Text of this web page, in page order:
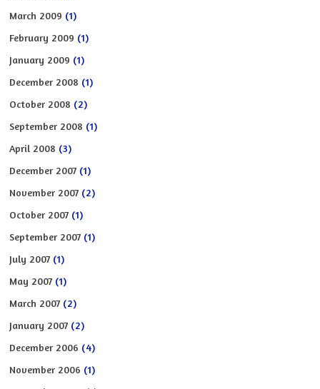
March 2009 (1)
February 2009 (1)
January 2009 (1)
December 2008 (1)
October 2008 (2)
September 2008 (1)
April 2008 (3)
December 2007 (1)
November 2007 (2)
October 2007 (1)
September 2007 (1)
July 2007 (1)
May 2007 (1)
March 2007 (2)
January 2007 (2)
December 2006 (4)
November 2006 (1)